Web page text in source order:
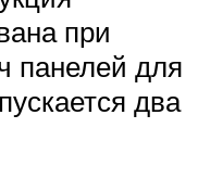
при
панелей для
два